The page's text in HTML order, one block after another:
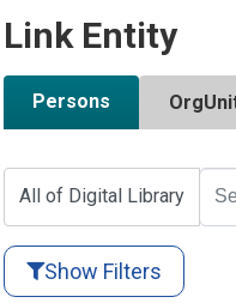
Link Entity
Persons
All of Digital Library
Show Filters